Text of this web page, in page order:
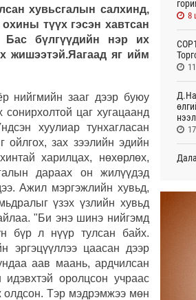
хувьсгалын салхинд,
түүх гэсэн хавтсан
бүлгүүдийн нэр их
жишээтэй.Яагаад яг ийм
нийгмийн зааг дээр буюу
цаг хугацаанд
хуулиар тунхагласан
ойлгох, зах зээлийн эдийн
харилцах, нөхөрлөх,
дараах он жилүүдэд
Ажил мэргэжлийн хувьд,
үзэх үзлийн хувьд
"Би энэ шинэ нийгэмд
бүр л нүүр тулсан байх.
эргэцүүллээ цаасан дээр
аав маань, ардчилсан
оролцсон учраас
Тэр мэдрэмжээ мөн
8